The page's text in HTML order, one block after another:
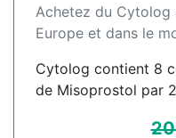
Achetez du Cytolog
Europe et dans le
Cytolog contient 8
de Misoprostol par